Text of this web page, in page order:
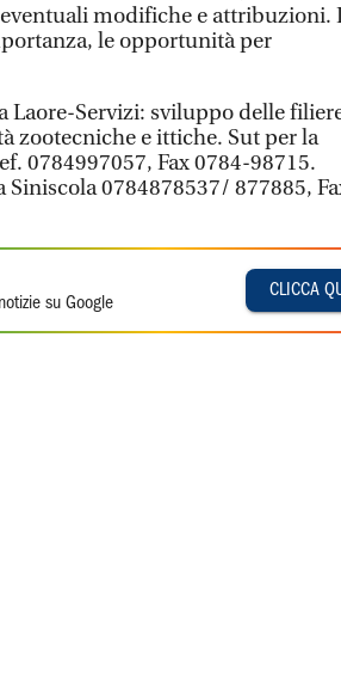
modifiche e attribuzioni.
le opportunità per
Laore-Servizi: sviluppo delle
zootecniche e ittiche. Sut per la
0784997057, Fax 0784-98715.
0784878537/ 877885,
su Google
CLICCA